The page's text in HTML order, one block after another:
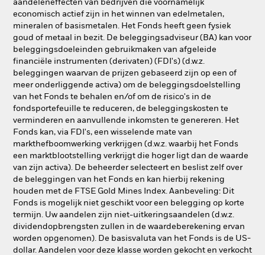
aandeleneffecten van bedrijven die voornamelijk
economisch actief zijn in het winnen van edelmetalen,
mineralen of basismetalen. Het Fonds heeft geen fysiek
goud of metaal in bezit. De beleggingsadviseur (BA) kan voor
beleggingsdoeleinden gebruikmaken van afgeleide
financiële instrumenten (derivaten) (FDI's) (d.w.z.
beleggingen waarvan de prijzen gebaseerd zijn op een of
meer onderliggende activa) om de beleggingsdoelstelling
van het Fonds te behalen en/of om de risico's in de
fondsportefeuille te reduceren, de beleggingskosten te
verminderen en aanvullende inkomsten te genereren. Het
Fonds kan, via FDI's, een wisselende mate van
markthefboomwerking verkrijgen (d.w.z. waarbij het Fonds
een marktblootstelling verkrijgt die hoger ligt dan de waarde
van zijn activa). De beheerder selecteert en beslist zelf over
de beleggingen van het Fonds en kan hierbij rekening
houden met de FTSE Gold Mines Index. Aanbeveling: Dit
Fonds is mogelijk niet geschikt voor een belegging op korte
termijn. Uw aandelen zijn niet-uitkeringsaandelen (d.w.z.
dividendopbrengsten zullen in de waardeberekening ervan
worden opgenomen). De basisvaluta van het Fonds is de US-
dollar. Aandelen voor deze klasse worden gekocht en verkocht